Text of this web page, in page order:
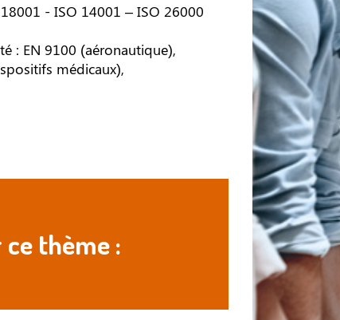
- ISO 14001 – ISO 26000
: EN 9100 (aéronautique),
médicaux),
thème :